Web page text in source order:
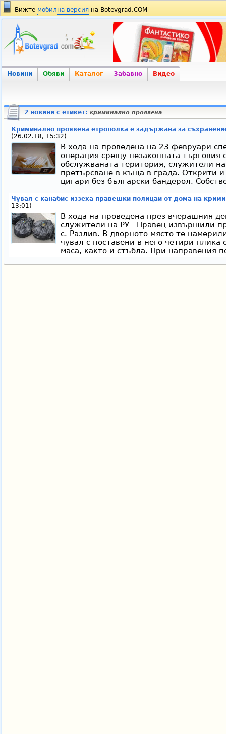
Вижте мобилна версия на Botevgrad.COM
Новини Обяви Каталог Забавно Видео
2 новини с етикет: криминално проявена
Криминално проявена етрополка е задържана за
(26.02.18, 15:32)
В хода на проведена на 23 февруари
операция срещу незаконната търговия
обслужваната територия, служители
претърсване в къща в града. Открити
цигари без български бандерол.
Чувал с канабис иззеха правешки полицаи от дома на
13:01)
В хода на проведена през вчерашния
служители на РУ - Правец извършили
с. Разлив. В дворното място те
чувал с поставени в него четири плика
маса, както и стъбла. При направения